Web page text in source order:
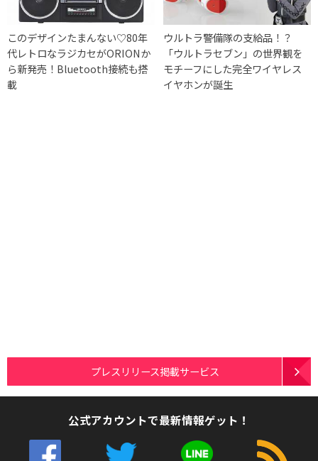
このデザインたまんない♡80年
代レトロなラジカセがORIONか
ら新発売！Bluetooth接続も搭
載
ウルトラ警備隊の支給品！？
「ウルトラセブン」の世界観を
モチーフにした完全ワイヤレス
イヤホンが誕生
プレスリリース掲載サービス
公式アカウントで最新情報ゲット！